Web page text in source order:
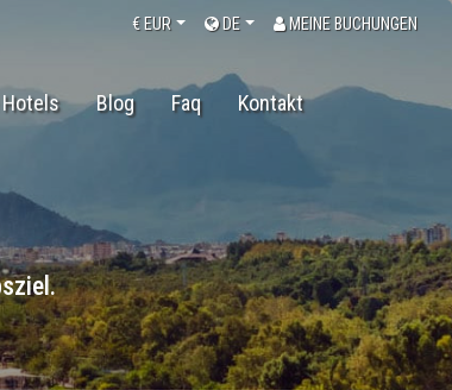
MEINE BUCHUNGEN
DE
€ EUR
Blog Faq Kontakt